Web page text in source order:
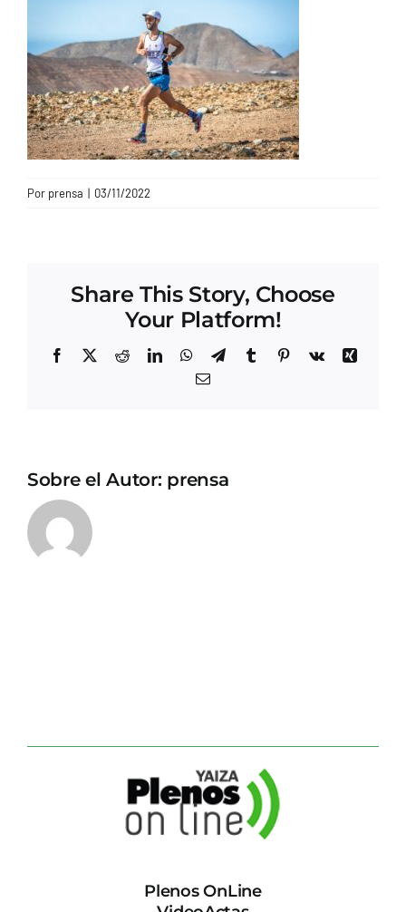
Por prensa | 03/11/2022
Share This Story, Choose
Your Platform!
Facebook
X RedditLinkedInWhatsApp
TelegramTumblrPinterest
Vk
Xing
Correo
Sobre el Autor: prensa
Plenos OnLine